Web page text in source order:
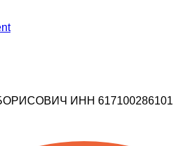
ИНН 617100286101